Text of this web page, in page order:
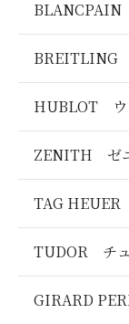
BREITLING
HUBLOT ウ
ZENITH ゼ
TAG
TUDOR チ
GIRARD